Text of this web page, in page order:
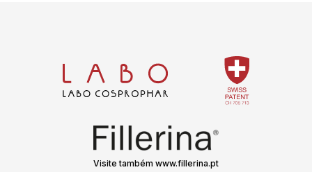
Visite também www.fillerina.pt